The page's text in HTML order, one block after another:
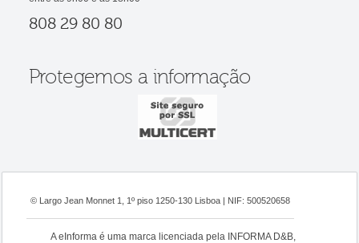
808 29 80 80
Protegemos a informação
© Largo Jean Monnet 1, 1º piso 1250-130 Lisboa | NIF: 500520658
A eInforma é uma marca licenciada pela INFORMA D&B,